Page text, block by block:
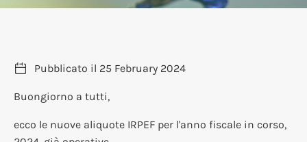
Pubblicato il 25 February 2024
Buongiorno a tutti,
ecco le nuove aliquote IRPEF per l'anno fiscale in corso,